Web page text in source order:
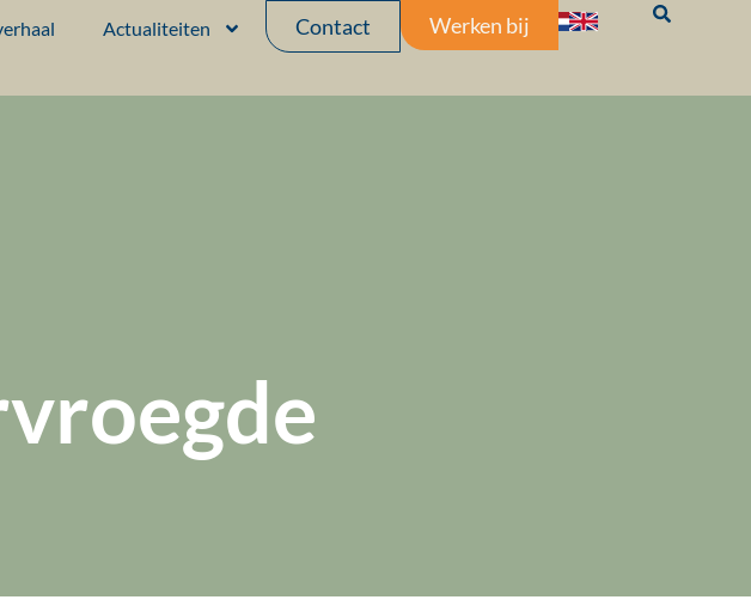
Actualiteiten Contact Werken bij